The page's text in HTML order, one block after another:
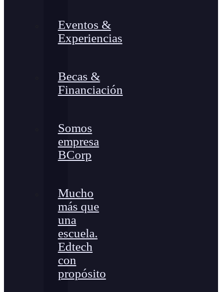
Eventos &
Experiencias
Becas &
Financiación
Somos
empresa
BCorp
Mucho
más que
una
escuela.
Edtech
con
propósito